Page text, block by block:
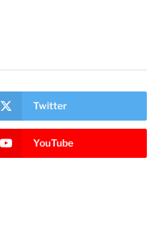
Twitter
YouTube